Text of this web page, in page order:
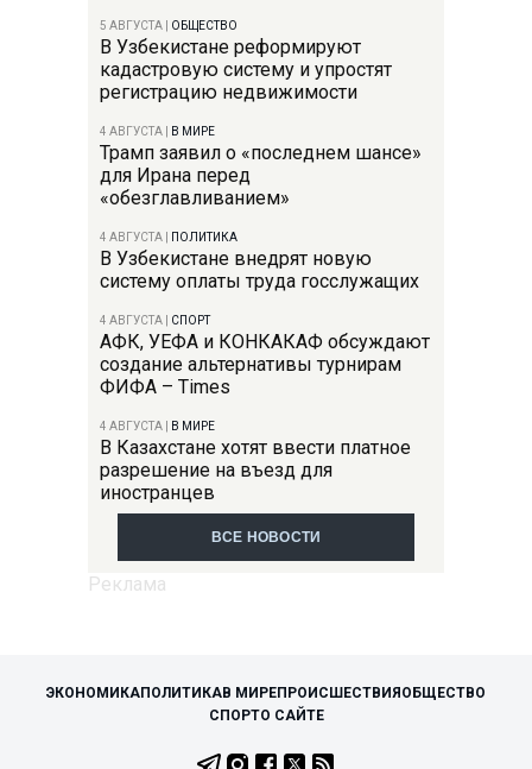
5 АВГУСТА ОБЩЕСТВО
В Узбекистане реформируют
кадастровую систему и упростят
регистрацию недвижимости
4 АВГУСТА В МИРЕ
Трамп заявил о «последнем шансе»
для Ирана перед
«обезглавливанием»
4 АВГУСТА ПОЛИТИКА
В Узбекистане внедрят новую
систему оплаты труда госслужащих
4 АВГУСТА СПОРТ
АФК, УЕФА и КОНКАКАФ обсуждают
создание альтернативы турнирам
ФИФА – Times
4 АВГУСТА В МИРЕ
В Казахстане хотят ввести платное
разрешение на въезд для
иностранцев
ВСЕ НОВОСТИ
ЭКОНОМИКАПОЛИТИКАВ МИРЕПРОИСШЕСТВИЯ ОБЩЕСТВО
СПОРТО САЙТЕ